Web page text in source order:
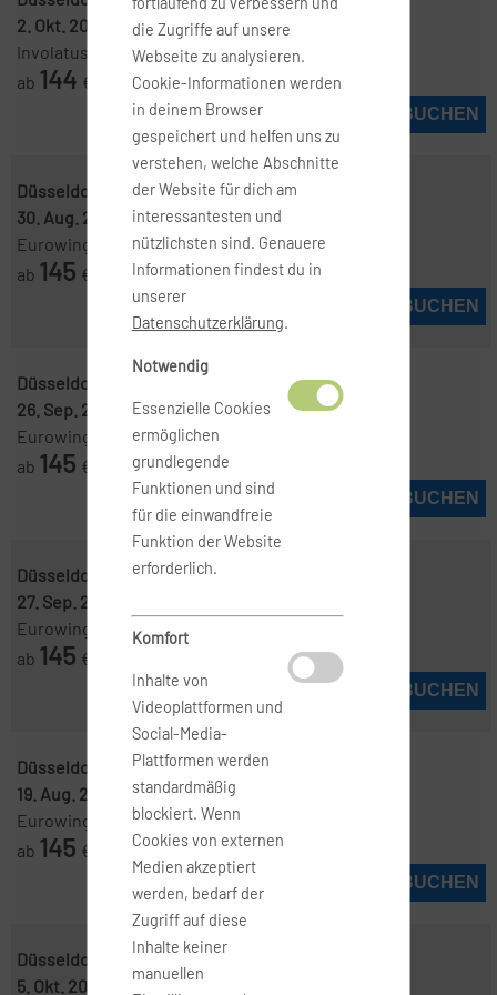
2. Okt. 2026
10. Okt. 2026
Involatus
ab 144 €
JETZT BUCHEN
Düsseldorf ( DUS )-Nizza ( NCE )
30. Aug. 2026
-2. Sep. 2026
Eurowings
ab 145 €
JETZT BUCHEN
Düsseldorf ( DUS )
Nizza ( NCE )
26. Sep. 2026
3. Okt. 2026
Eurowings
ab 145 €
JETZT BUCHEN
Düsseldorf ( DUS )-Nizza ( NCE )
27. Sep. 2026
Eurowings
ab 145 €
JETZT BUCHEN
Düsseldorf ( DUS )-Nizza ( NCE )
19. Aug. 2026
2. Sep. 2026
Eurowings
ab 145 €
JETZT BUCHEN
Düsseldorf ( DUS )-Nizza ( NCE )
5. Okt. 2026
10. Okt. 2026
die Zugriffe auf unsere
Webseite zu analysieren.
Cookie-Informationen werden
in deinem Browser
gespeichert und helfen uns zu
verstehen, welche Abschnitte
der Website für dich am
interessantesten und
nützlichsten sind. Genauere
Informationen findest du in
unserer
Datenschutzerklärung.
Notwendig
Essenzielle Cookies
ermöglichen
grundlegende
Funktionen und sind
für die einwandfreie
Funktion der Website
erforderlich.
Komfort
Inhalte von
Videoplattformen und
Social-Media-
Plattformen werden
standardmäßig
blockiert. Wenn
Cookies von externen
Medien akzeptiert
werden, bedarf der
Zugriff auf diese
Inhalte keiner
manuellen